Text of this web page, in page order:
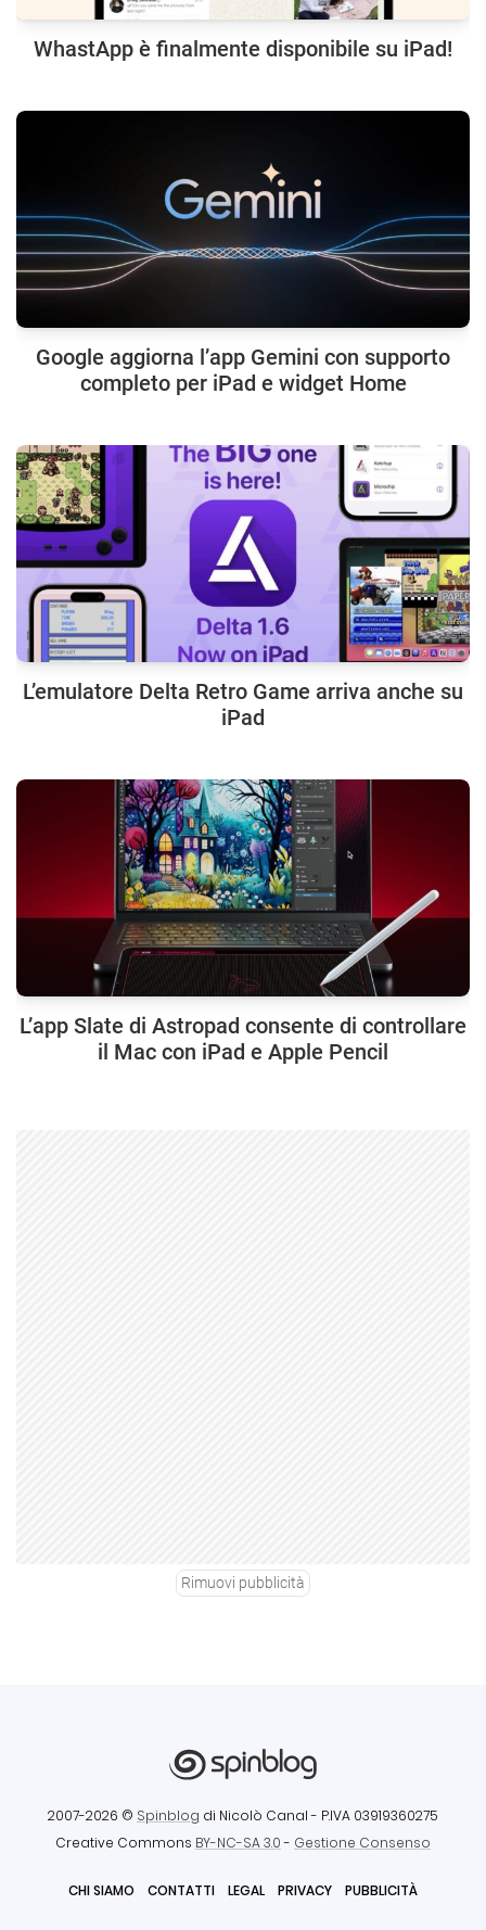
WhastApp è finalmente disponibile su iPad!
Google aggiorna l’app Gemini con supporto
completo per iPad e widget Home
L’emulatore Delta Retro Game arriva anche su
iPad
L’app Slate di Astropad consente di controllare
il Mac con iPad e Apple Pencil
Rimuovi pubblicità
2007-2026 © Spinblog di Nicolò Canal - P.IVA 03919360275
Creative Commons BY-NC-SA 3.0- Gestione Consenso
CHI SIAMO CONTATTI LEGAL PRIVACY PUBBLICITÀ